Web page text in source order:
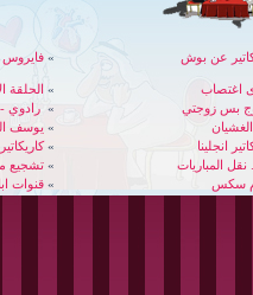
» فايروس عن بوش
» الحلقة
اغتصاب
» رادوي - mirel radoi
بس زوجتي
» يوسف
»
انجلينا
» تشجيع
» قنوات سكس